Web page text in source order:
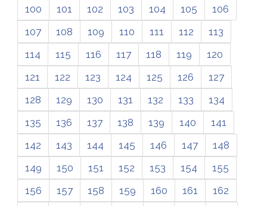
100
101 102 103 104 105
106
107
108 109 110 111 112
113
114
115 116 117 118 119
120
121
122 123 124 125 126
127
128
129 130 131 132 133
134
135
136 137 138 139 140
141
142
143 144 145 146 147
148
149
150 151 152 153 154
155
156
157 158 159 160 161
162